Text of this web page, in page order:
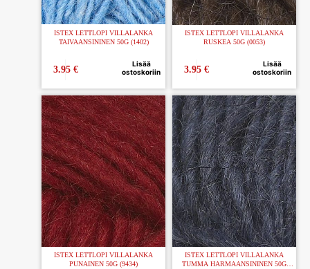
ISTEX LETTLOPI VILLALANKA
TAIVAANSININEN 50G (1402)
3.95 €
Lisää
ostoskoriin
ISTEX LETTLOPI VILLALANKA
RUSKEA 50G (0053)
3.95 €
Lisää
ostoskoriin
ISTEX LETTLOPI VILLALANKA
PUNAINEN 50G (9434)
ISTEX LETTLOPI VILLALANKA
TUMMA HARMAANSININEN 50G